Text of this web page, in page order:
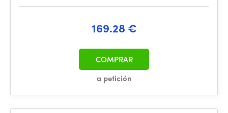
169.28 €
a petición
COMPRAR